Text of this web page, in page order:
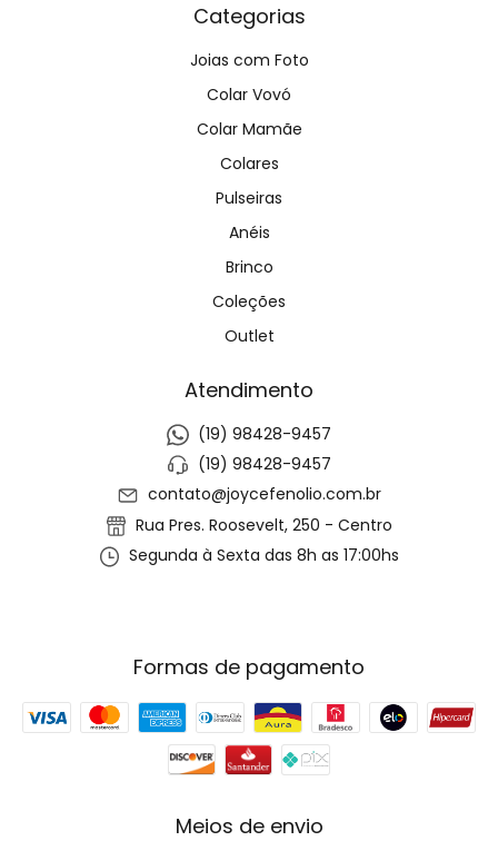
Categorias
Joias com Foto
Colar Vovó
Colar Mamãe
Colares
Pulseiras
Anéis
Brinco
Coleções
Outlet
Atendimento
(19) 98428-9457
(19) 98428-9457
contato@joycefenolio.com.br
Rua Pres. Roosevelt, 250 - Centro
Segunda à Sexta das 8h as 17:00hs
Formas de pagamento
Meios de envio